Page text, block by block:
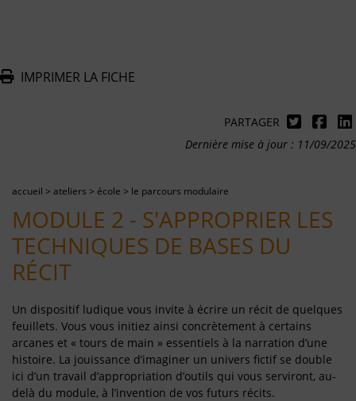
IMPRIMER LA FICHE
PARTAGER
Dernière mise à jour : 11/09/2025
accueil > ateliers > école > le parcours modulaire
MODULE 2 - S'APPROPRIER LES
TECHNIQUES DE BASES DU
RÉCIT
Un dispositif ludique vous invite à écrire un récit de quelques
feuillets. Vous vous initiez ainsi concrètement à certains
arcanes et « tours de main » essentiels à la narration d’une
histoire. La jouissance d’imaginer un univers fictif se double
ici d’un travail d’appropriation d’outils qui vous serviront, au-
delà du module, à l’invention de vos futurs récits.